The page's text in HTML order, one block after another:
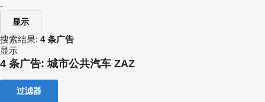
-
显示
搜索结果: 4 条广告
显示
4 条广告:城市公共汽车 ZAZ
过滤器